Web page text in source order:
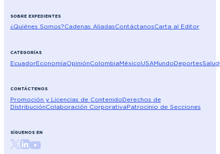
SOBRE EXPEDIENTES
¿Quiénes Somos?Cadenas AliadasContáctanosCarta al Editor
CATEGORÍAS
EcuadorEconomíaOpiniónColombiaMéxicoUSAMundoDeportesSalud
CONTÁCTENOS
Promoción y Licencias de ContenidoDerechos de
DistribuciónColaboración CorporativaPatrocinio de Secciones
SÍGUENOS EN